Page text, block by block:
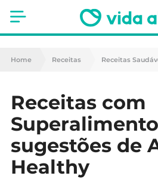
Saúde
Nutrição
Receitas
Fitness
Home Receitas Receitas
Receitas com
sugestões de
Healthy